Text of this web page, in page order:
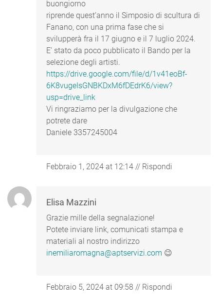
buongiorno
riprende quest’anno il Simposio di scultura di
Fanano, con una prima fase che si
svilupperà fra il 17 giugno e il 7 luglio 2024.
E’ stato da poco pubblicato il Bando per la
selezione degli artisti.
https://drive.google.com/file/d/1v41eoBf-
6K8vugeIsGNBKDxM6fDEdrK6/view?
usp=drive_link
Vi ringraziamo per la divulgazione che
potrete dare
Daniele 3357245004
Febbraio 1, 2024 at 12:14 // Rispondi
Elisa Mazzini
Grazie mille della segnalazione!
Potete inviare link, comunicati stampa e
materiali al nostro indirizzo
inemiliaromagna@aptservizi.com 😉
Febbraio 5, 2024 at 09:58 // Rispondi